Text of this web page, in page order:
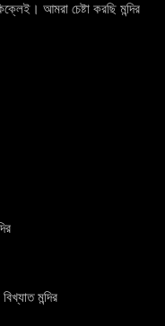
আমরা চেষ্টা করছি মন্দির
মন্দির